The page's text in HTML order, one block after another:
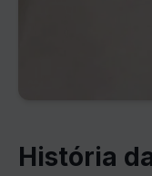
História